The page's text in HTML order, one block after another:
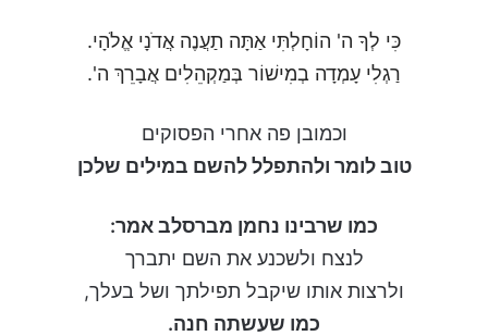
כִּי לְךָ ה' הוֹחָלְתִּי אַתָּה תַעֲנֶה אֲדֹנָי אֱלֹהָי.
רַגְלִי עָמְדָה בְמִישׁוֹר בְּמַקְהֵלִים אֲבָרֵךְ ה'.
וכמובן פה אחרי הפסוקים
טוב לומר ולהתפלל להשם במילים שלכן
כמו שרבינו נחמן מברסלב אמר:
לנצח ולשכנע את השם יתברך
ולרצות אותו שיקבל תפילתך ושל בעלך,
כמו שעשתה חנה.